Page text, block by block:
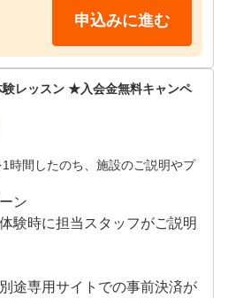
スト画面よりご提示ください
ます。
申込みに進む
レッスン ★入会金無料キャンペ
時間したのち、施設のご説明やプ
ン
験時に担当スタッフがご説明
途専用サイトでの事前決済が